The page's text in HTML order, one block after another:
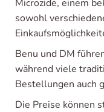
Microzide, einem
sowohl
Benu und DM
während viele
Bestellungen auch
Die Preise können